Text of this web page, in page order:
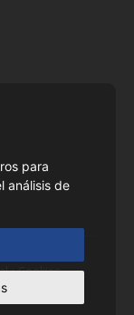
para
análisis de
derechos
•Cookies